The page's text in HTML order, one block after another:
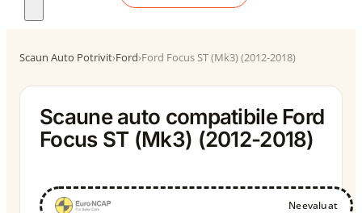
Scaun Auto Potrivit›Ford›Ford Focus ST (Mk3) (2012-2018)
Scaune auto compatibile Ford
Focus ST (Mk3) (2012-2018)
Neevaluat